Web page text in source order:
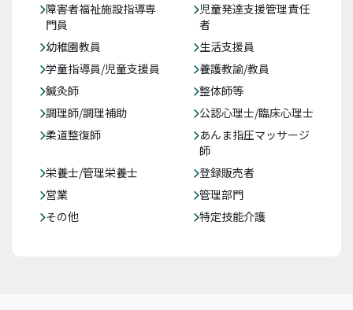
障害者福祉施設指導専
門員
児童発達支援管理責任
者
幼稚園教員
生活支援員
学童指導員/児童支援員
養護教諭/教員
鍼灸師
整体師等
調理師/調理補助
公認心理士/臨床心理士
柔道整復師
あんま指圧マッサージ
師
栄養士/管理栄養士
登録販売者
営業
管理部門
その他
特定技能介護